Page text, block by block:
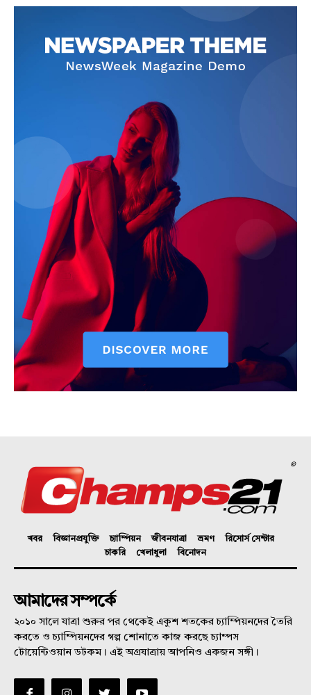
©
খবর বিজ্ঞানপ্রযুক্তি চ্যাম্পিয়ন জীবনযাত্রা ভ্রমণ
রিসোর্স সেন্টার
চাকরি
খেলাধুলা বিনোদন
আমাদের সম্পর্কে
২০১০ সালে যাত্রা শুরুর পর থেকেই একুশ শতকের চ্যাম্পিয়নদের তৈরি
করতে ও চ্যাম্পিয়নদের গল্প শোনাতে কাজ করছে চ্যাম্পস
টোয়েন্টিওয়ান ডটকম। এই অগ্রযাত্রায় আপনিও একজন সঙ্গী।